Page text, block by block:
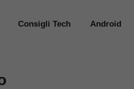
Consigli Tech Android